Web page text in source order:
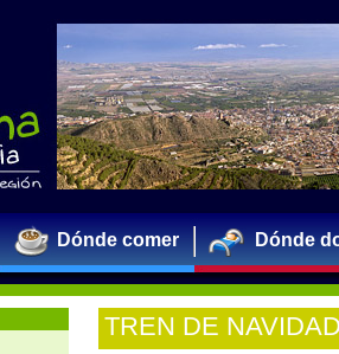
Dónde comer Dónde
TREN DE